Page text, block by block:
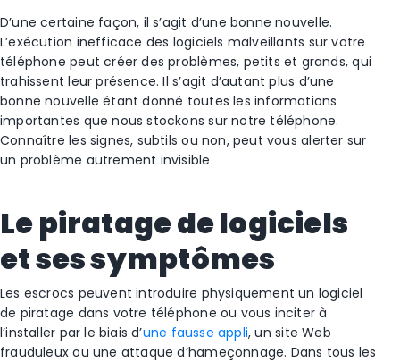
D’une certaine façon, il s’agit d’une bonne nouvelle.
L’exécution inefficace des logiciels malveillants sur votre
téléphone peut créer des problèmes, petits et grands, qui
trahissent leur présence. Il s’agit d’autant plus d’une
bonne nouvelle étant donné toutes les informations
importantes que nous stockons sur notre téléphone.
Connaître les signes, subtils ou non, peut vous alerter sur
un problème autrement invisible.
Le piratage de logiciels
et ses symptômes
Les escrocs peuvent introduire physiquement un logiciel
de piratage dans votre téléphone ou vous inciter à
l’installer par le biais d’une fausse appli, un site Web
frauduleux ou une attaque d’hameçonnage. Dans tous les